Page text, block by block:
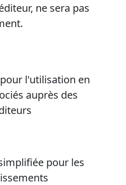
ne sera pas
l'utilisation en
auprès des
pour les